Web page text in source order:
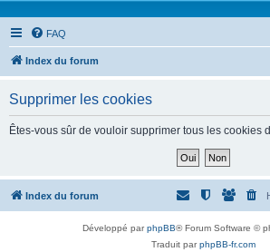
FAQ
Index du forum
Supprimer les cookies
Êtes-vous sûr de vouloir supprimer tous les cookies
Index du forum
Développé parphpBB® Forum Software ©
Traduit parphpBB-fr.com